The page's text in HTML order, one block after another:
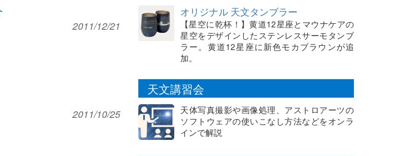
2011/12/21
2011/10/25
オリジナル 天文タンブラー
【星空に乾杯！】黄道12星座とマウナケアの
星空をデザインしたステンレスサーモタンブ
ラー。黄道12星座に新色モカブラウンが追
加。
天文講習会
天体写真撮影や画像処理、アストロアーツの
ソフトウェアの使いこなし方法などをオンラ
インで解説